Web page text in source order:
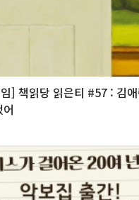
] 책읽당 읽은티 #57 : 김애